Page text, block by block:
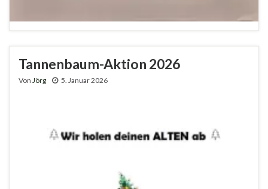
Tannenbaum-Aktion 2026
Von Jörg 5. Januar 2026